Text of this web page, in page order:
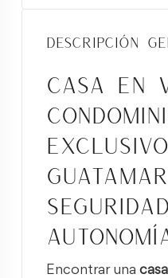
Descripción
Casa en
Encontrar una